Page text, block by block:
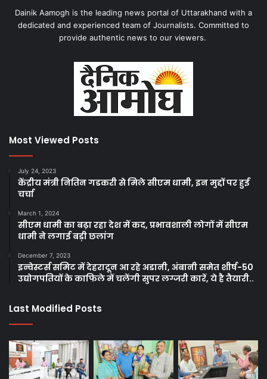
Dainik Aamogh is the leading news portal of Uttarakhand with a
dedicated and experienced team of Journalists. Committed to
provide authentic news to our viewers.
Most Viewed Posts
July 24, 2023
केंद्रीय मंत्री नितिन गडकरी से मिले सीएम धामी, इन मुद्दों पर हुई
चर्चा
March 1, 2024
सीएम धामी का बढ़ा रहा देश में कद, प्रभावशाली लोगों में सीएम
धामी ने लगाई बड़ी छलांग
December 7, 2023
इन्वेस्टर्स समिट में देहरादून आ रहे अडानी, अंबानी समेत शीर्ष-50
उद्योगपतियों के काफिले में चलेंगी सुपर लग्जरी कारें, ये है तैयारी..
Last Modified Posts